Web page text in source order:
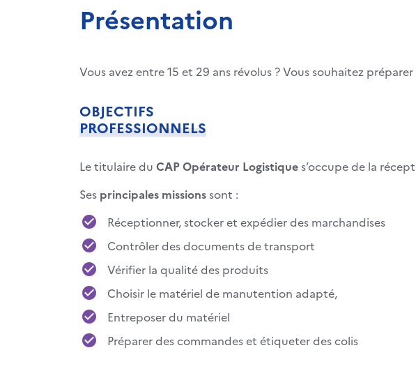
Présentation
Vous avez entre 15 et 29 ans révolus ? Vous souhaitez
OBJECTIFS
PROFESSIONNELS
Le titulaire du CAP Opérateur Logistiques’occupe de la
Ses principales missionssont :
Réceptionner, stocker et expédier des marchandises
Contrôler des documents de transport
Vérifier la qualité des produits
Choisir le matériel de manutention adapté,
Entreposer du matériel
Préparer des commandes et étiqueter des colis